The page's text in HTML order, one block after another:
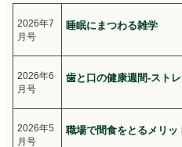
2026年7
月号
睡眠にまつわる雑学
2026年6
月号
歯と口の健康週間-スト
2026年5
月号
職場で間食をとるメリッ